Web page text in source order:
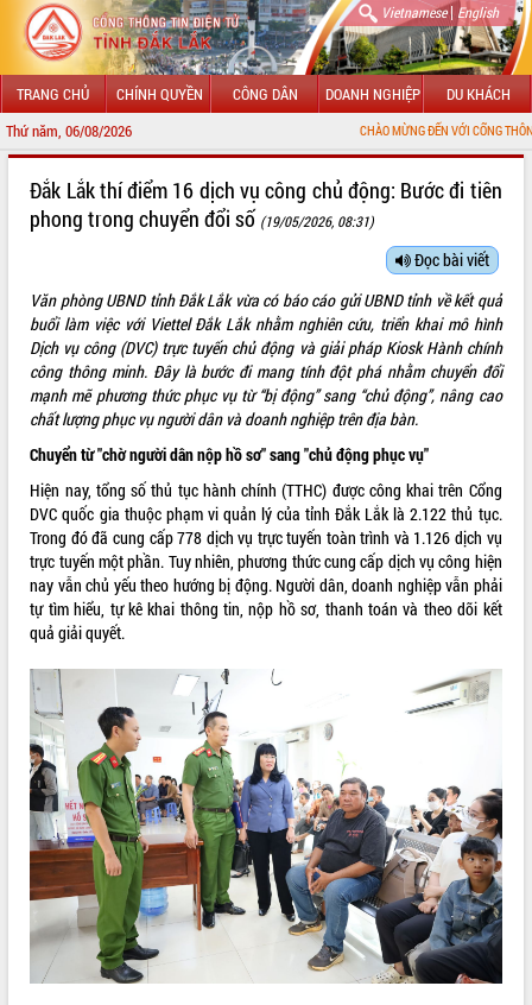
Vietnamese| English
TRANG CHỦ CHÍNH QUYỀN CÔNG DÂN DOANH NGHIỆP DU KHÁCH
Thứ năm, 06/08/2026 CHÀO MỪNG ĐẾN VỚI CỔNG THÔNG TIN
GIỚI THIỆU
LÃNH ĐẠO UBND TỈNH
SỞ, BAN, NGÀNH
UBND CÁC XÃ, PHƯỜNG
THÔNG TIN CHỈ ĐẠO ĐIỀU HÀNH
HỆ THỐNG VĂN BẢN
VĂN BẢN HĐND TỈNH
ĐIỂM TIN VĂN BẢN
QUY HOẠCH - KẾ HOẠCH
Đắk Lắk thí điểm 16 dịch vụ công chủ động: Bước đi tiên
phong trong chuyển đổi số (19/05/2026, 08:31)
Đọc bài viết
Văn phòng UBND tỉnh Đắk Lắk vừa có báo cáo gửi UBND tỉnh về kết quả
buổi làm việc với Viettel Đắk Lắk nhằm nghiên cứu, triển khai mô hình
Dịch vụ công (DVC) trực tuyến chủ động và giải pháp Kiosk Hành chính
công thông minh. Đây là bước đi mang tính đột phá nhằm chuyển đổi
mạnh mẽ phương thức phục vụ từ “bị động” sang “chủ động”, nâng cao
chất lượng phục vụ người dân và doanh nghiệp trên địa bàn.
Chuyển từ "chờ người dân nộp hồ sơ" sang "chủ động phục vụ"
Hiện nay, tổng số thủ tục hành chính (TTHC) được công khai trên Cổng
DVC quốc gia thuộc phạm vi quản lý của tỉnh Đắk Lắk là 2.122 thủ tục.
Trong đó đã cung cấp 778 dịch vụ trực tuyến toàn trình và 1.126 dịch vụ
trực tuyến một phần. Tuy nhiên, phương thức cung cấp dịch vụ công hiện
nay vẫn chủ yếu theo hướng bị động. Người dân, doanh nghiệp vẫn phải
tự tìm hiểu, tự kê khai thông tin, nộp hồ sơ, thanh toán và theo dõi kết
quả giải quyết.